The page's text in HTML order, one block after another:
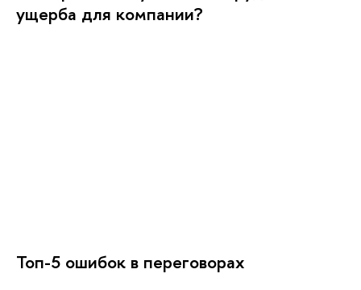
ущерба для компании?
Топ-5 ошибок в переговорах